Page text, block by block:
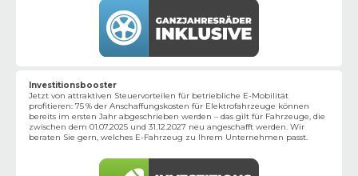
Investitionsbooster
Jetzt von attraktiven Steuervorteilen für betriebliche E-Mobilität
profitieren: 75 % der Anschaffungskosten für Elektrofahrzeuge können
bereits im ersten Jahr abgeschrieben werden – das gilt für Fahrzeuge, die
zwischen dem 01.07.2025 und 31.12.2027 neu angeschafft werden. Wir
beraten Sie gern, welches E-Fahrzeug zu Ihrem Unternehmen passt.